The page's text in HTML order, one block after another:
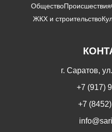
ОбществоПроисшествия
ЖКХ и строительство
г. Саратов,
+7 (917)
+7